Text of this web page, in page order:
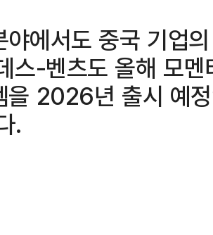
야에서도 중국 기업
스-벤츠도 올해 모
을 2026년 출시 예
.